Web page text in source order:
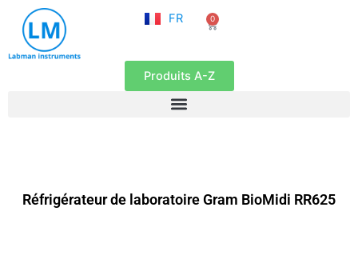
contenu
FR
EN
0
Panier
Produits A-Z
Réfrigérateur de laboratoire Gram BioMidi RR625